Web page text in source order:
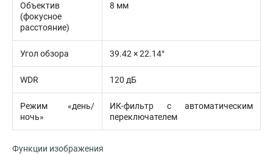
Объектив
(фокусное
расстояние)
8 мм
Угол обзора 39.42 × 22.14°
WDR 120 дБ
Режим «день/
ночь»
ИК-фильтр с автоматическим
переключателем
Функции изображения